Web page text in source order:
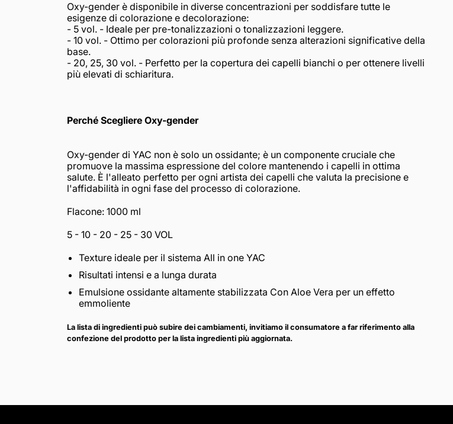
Oxy-gender è disponibile in diverse concentrazioni per soddisfare tutte le
esigenze di colorazione e decolorazione:
- 5 vol. - Ideale per pre-tonalizzazioni o tonalizzazioni leggere.
- 10 vol. - Ottimo per colorazioni più profonde senza alterazioni significative della
base.
- 20, 25, 30 vol. - Perfetto per la copertura dei capelli bianchi o per ottenere livelli
più elevati di schiaritura.
Perché Scegliere Oxy-gender
Oxy-gender di YAC non è solo un ossidante; è un componente cruciale che
promuove la massima espressione del colore mantenendo i capelli in ottima
salute. È l'alleato perfetto per ogni artista dei capelli che valuta la precisione e
l'affidabilità in ogni fase del processo di colorazione.
Flacone: 1000 ml
5 - 10 - 20 - 25 - 30 VOL
Texture ideale per il sistema All in one YAC
Risultati intensi e a lunga durata
Emulsione ossidante altamente stabilizzata Con Aloe Vera per un effetto
emmoliente
La lista di ingredienti può subire dei cambiamenti, invitiamo il consumatore a far riferimento alla
confezione del prodotto per la lista ingredienti più aggiornata.